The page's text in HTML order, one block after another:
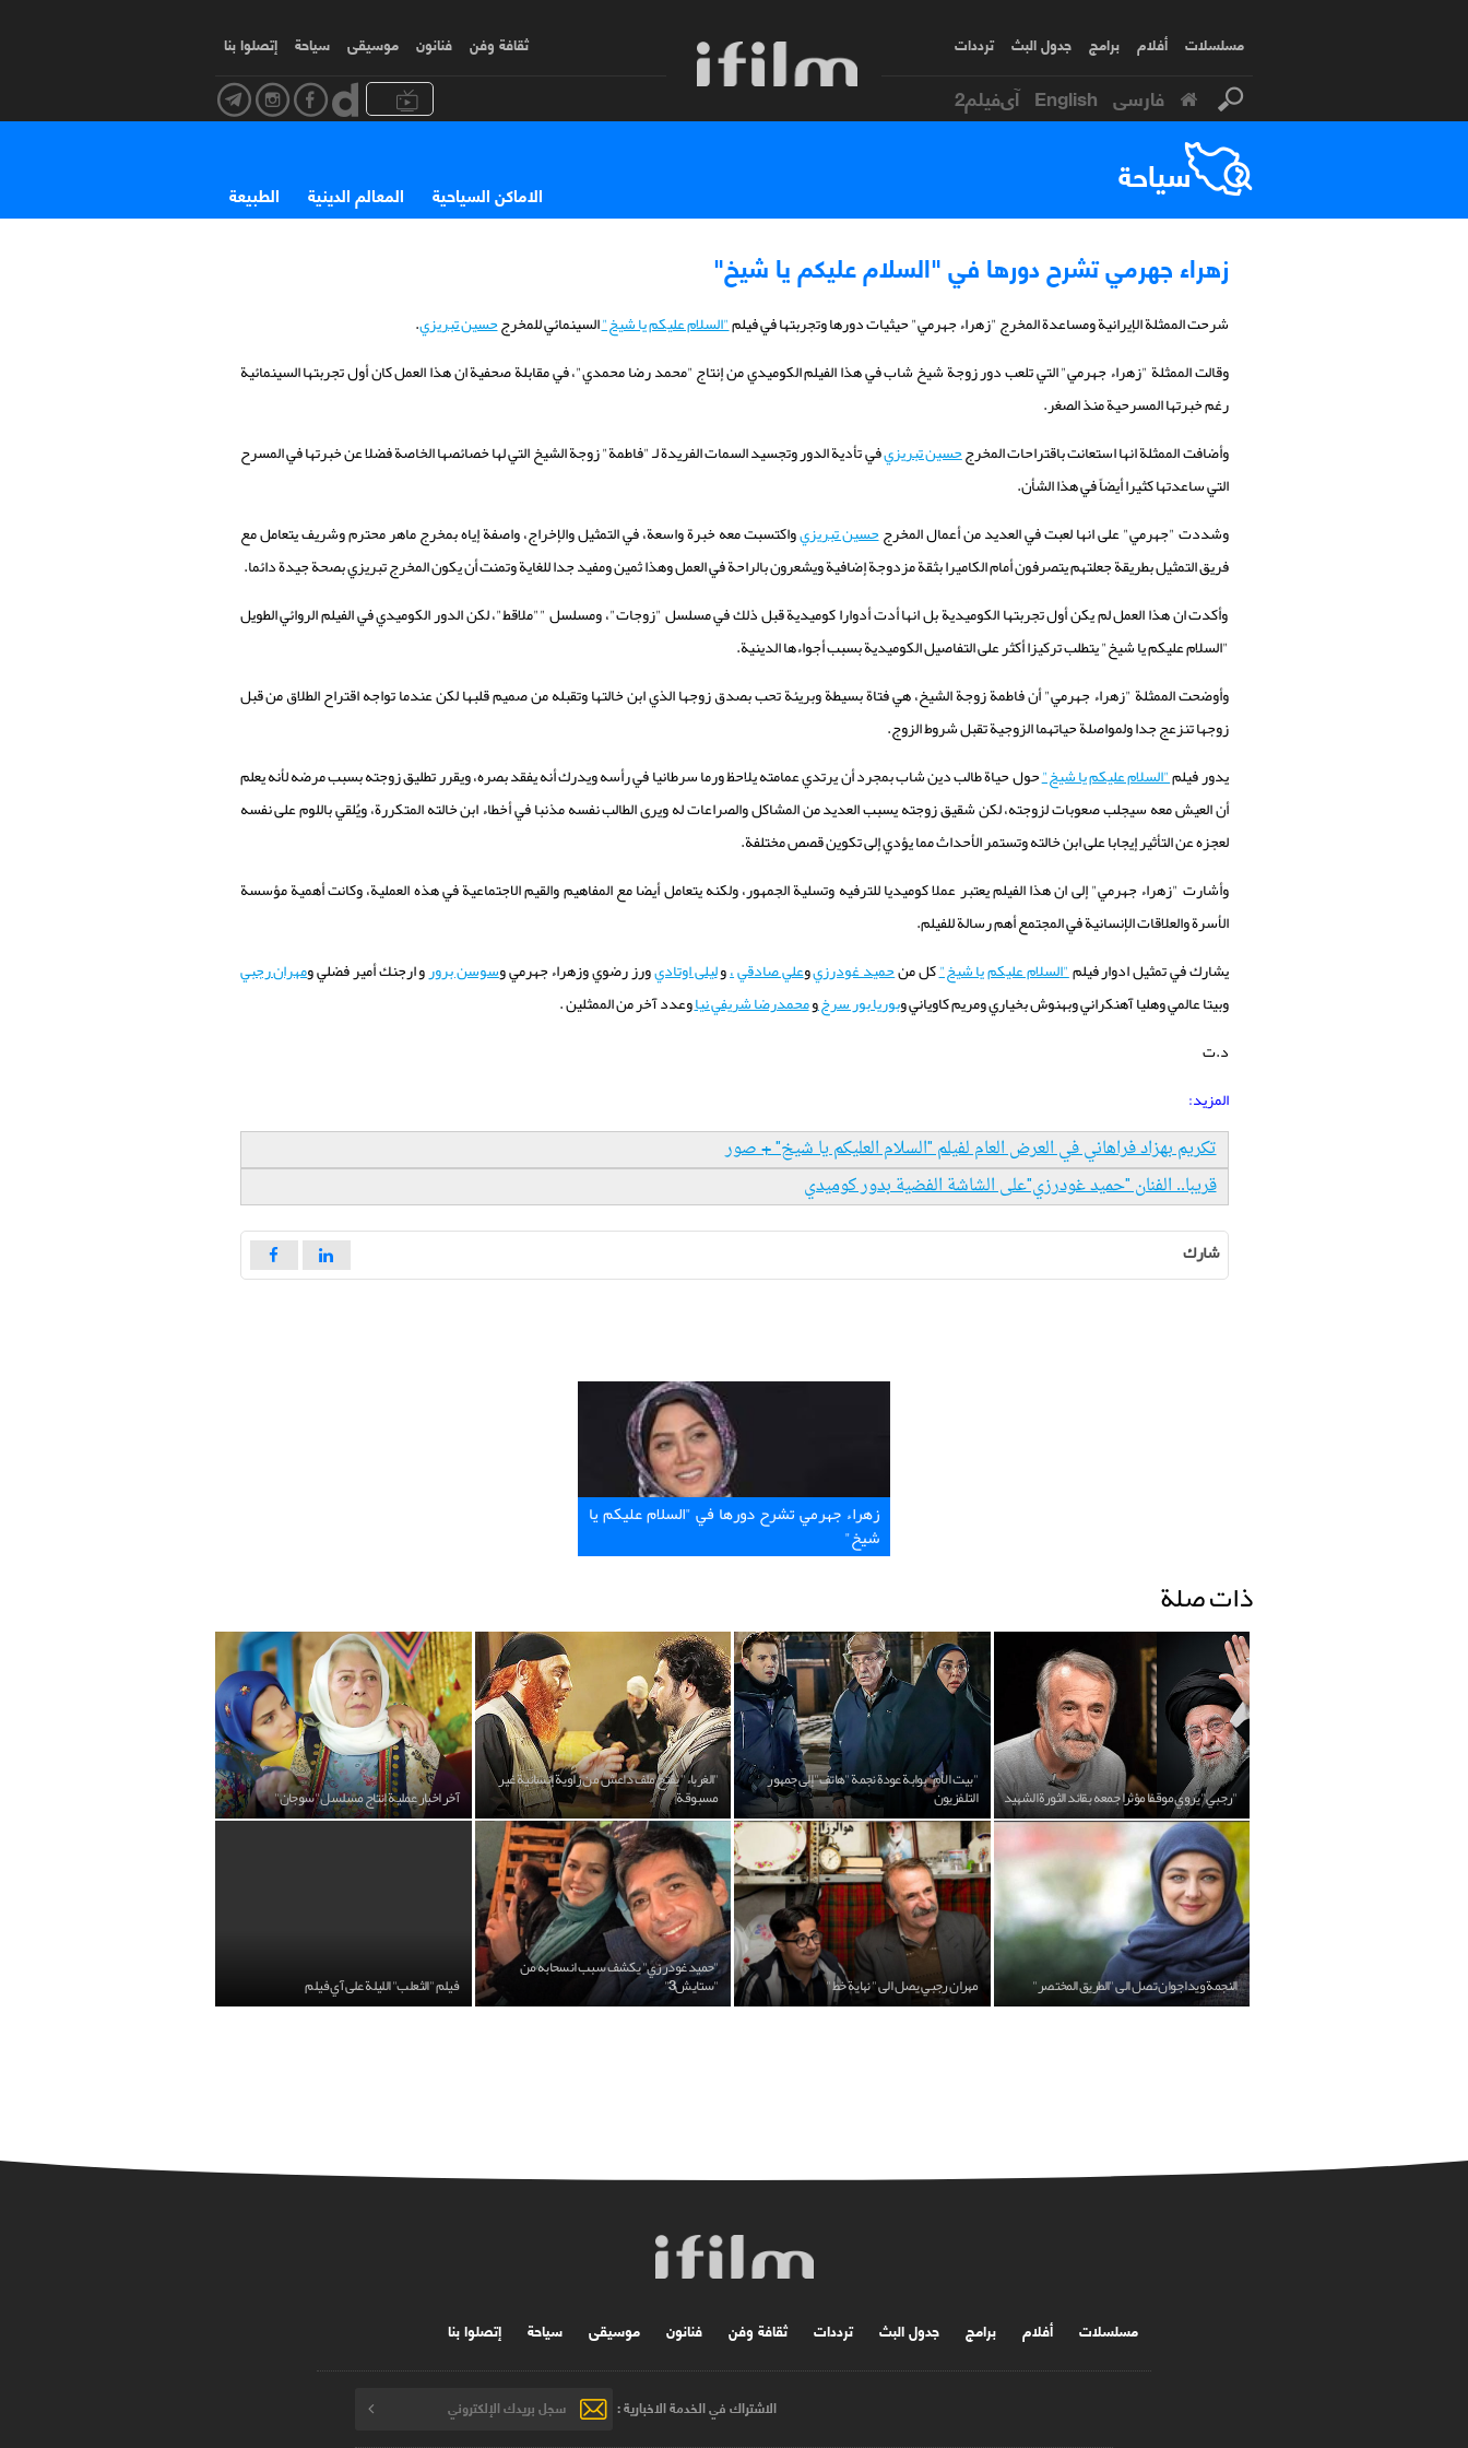
مسلسلات أفلام برامج جدول البث ترددات ثقافة وفن فنانون موسیقی سياحة إتصلوا بنا
فارسی English آی‌فیلم2
سياحة الطبيعة المعالم الدينية الاماكن السياحية
زهراء جهرمي تشرح دورها في "السلام عليكم يا شيخ"
شرحت الممثلة الإيرانية ومساعدة المخرج "زهراء جهرمي" حيثيات دورها وتجربتها في فيلم"السلام عليكم يا شيخ"السينمائي للمخرجحسين تبريزي.
وقالت الممثلة "زهراء جهرمي" التي تلعب دور زوجة شيخ شاب في هذا الفيلم الكوميدي من إنتاج "محمد رضا محمدي"، في مقابلة صحفية ان هذا العمل كان أول تجربتها السينمائية
رغم خبرتها المسرحية منذ الصغر.
وأضافت الممثلة انها استعانت باقتراحات المخرجحسين تبريزيفي تأدية الدور وتجسيد السمات الفريدة لـ "فاطمة" زوجة الشيخ التي لها خصائصها الخاصة فضلا عن خبرتها في المسرح
التي ساعدتها كثيرا أيضاً في هذا الشأن.
وشددت "جهرمي" على انها لعبت في العديد من أعمال المخرجحسين تبريزيواكتسبت معه خبرة واسعة، في التمثيل والإخراج، واصفة إياه بمخرج ماهر محترم وشريف يتعامل مع
فريق التمثيل بطريقة جعلتهم يتصرفون أمام الكاميرا بثقة مزدوجة إضافية ويشعرون بالراحة في العمل وهذا ثمين ومفيد جدا للغاية وتمنت أن يكون المخرج تبريزي بصحة جيدة دائما.
وأكدت ان هذا العمل لم يكن أول تجربتها الكوميدية بل انها أدت أدوارا كوميدية قبل ذلك في مسلسل "زوجات"، ومسلسل ""ملاقط"، لكن الدور الكوميدي في الفيلم الروائي الطويل
"السلام عليكم يا شيخ" يتطلب تركيزا أكثر على التفاصيل الكوميدية بسبب أجواءها الدينية.
وأوضحت الممثلة "زهراء جهرمي" أن فاطمة زوجة الشيخ، هي فتاة بسيطة وبريئة تحب بصدق زوجها الذي ابن خالتها وتقبله من صميم قلبها لكن عندما تواجه اقتراح الطلاق من قبل
زوجها تنزعج جدا ولمواصلة حياتهما الزوجية تقبل شروط الزوج.
يدور فيلم"السلام عليكم يا شيخ"حول حياة طالب دين شاب بمجرد أن يرتدي عمامته يلاحظ ورما سرطانيا في رأسه ويدرك أنه يفقد بصره، ويقرر تطليق زوجته بسبب مرضه لأنه يعلم
أن العيش معه سيجلب صعوبات لزوجته، لكن شقيق زوجته يسبب العديد من المشاكل والصراعات له ويرى الطالب نفسه مذنبا في أخطاء ابن خالته المتكررة، ويُلقي باللوم على نفسه
لعجزه عن التأثير إيجابا على ابن خالته وتستمر الأحداث مما يؤدي إلى تكوين قصص مختلفة.
وأشارت "زهراء جهرمي" إلى ان هذا الفيلم يعتبر عملا كوميديا للترفيه وتسلية الجمهور، ولكنه يتعامل أيضا مع المفاهيم والقيم الاجتماعية في هذه العملية، وكانت أهمية مؤسسة
الأسرة والعلاقات الإنسانية في المجتمع أهم رسالة للفيلم.
يشارك في تمثيل ادوار فيلم"السلام عليكم يا شيخ"كل منحميد غودرزيوعلي صادقي،وليلى اوتاديورز رضوي وزهراء جهرمي وسوسن برورو ارجنك أمير فضلي ومهران رجبي
وبيتا عالمي وهليا آهنكراني وبهنوش بخياري ومريم كاوياني وبوريا بور سرخومحمدرضا شريفي نياوعدد آخر من الممثلين.
د.ت
المزيد:
تکریم بهزاد فراهاني في العرض العام لفيلم "السلام العليكم يا شيخ" + صور
قريبا.. الفنان "حميد غودرزي"على الشاشة الفضية بدور كوميدي
شارك
زهراء جهرمي تشرح دورها في "السلام عليكم يا
شيخ"
ذات صلة
"رجبي" يروي موقفا مؤثرا جمعه بقائد الثورة الشهيد
"بيت الأم" بوابة عودة نجمة "هاتف" إلى جمهور
التلفزيون
"الغرباء" يفتح ملف داعش من زاوية إنسانية غير
مسبوقة آخر اخبار عملية إنتاج مسلسل "سوجان"
النجمة ويدا جوان تصل الى "الطريق المختصر" مهران رجبي يصل الى " نهاية خط "
"حميد غودرزي" يكشف سبب انسحابه من
"ستايش3" فيلم "الثعلب" الليلة على آي فيلم
مسلسلات أفلام برامج جدول البث ترددات ثقافة وفن فنانون موسیقی سياحة إتصلوا بنا
الاشتراك في الخدمة الاخبارية :